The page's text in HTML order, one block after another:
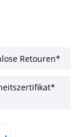
Retouren*